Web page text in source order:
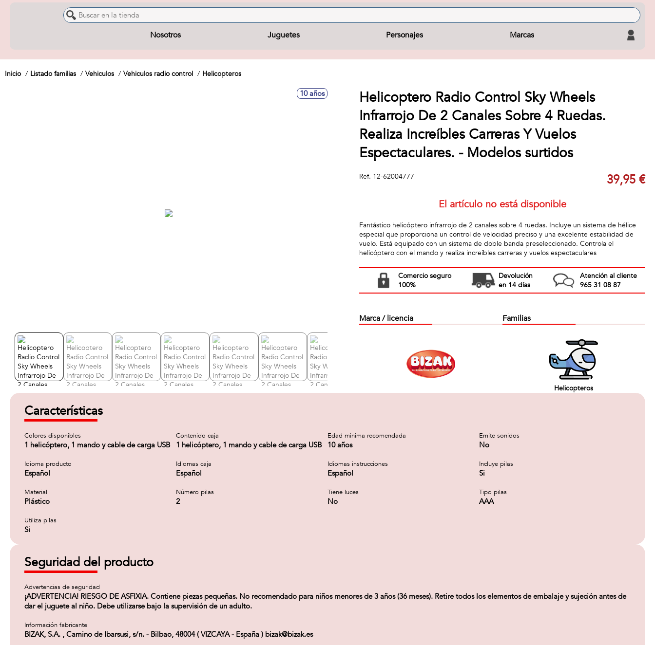
Nosotros Juguetes Personajes Marcas
Inicio Listado familias Vehiculos Vehiculos radio control Helicopteros
10 años
Helicoptero Radio Control Sky Wheels
Infrarrojo De 2 Canales Sobre 4 Ruedas.
Realiza Increíbles Carreras Y Vuelos
Espectaculares. - Modelos surtidos
Ref. 12-62004777 39,95 €
El artículo no está disponible
Fantástico helicóptero infrarrojo de 2 canales sobre 4 ruedas. Incluye un sistema de hélice
especial que proporciona un control de velocidad preciso y una excelente estabilidad de
vuelo. Está equipado con un sistema de doble banda preseleccionado. Controla el
helicóptero con el mando y realiza increíbles carreras y vuelos espectaculares
Comercio seguro
100%
Devolución
en 14 días
Atención al cliente
965 31 08 87
Marca / licencia Familias
Helicopteros
Características
Colores disponibles
1 helicóptero, 1 mando y cable de carga USB
Contenido caja
1 helicóptero, 1 mando y cable de carga USB
Edad minima recomendada
10 años
Emite sonidos
No
Idioma producto
Español
Idiomas caja
Español
Idiomas instrucciones
Español
Incluye pilas
Si
Material
Plástico
Número pilas
2
Tiene luces
No
Tipo pilas
AAA
Utiliza pilas
Si
Seguridad del producto
Advertencias de seguridad
¡ADVERTENCIA! RIESGO DE ASFIXIA. Contiene piezas pequeñas. No recomendado para niños menores de 3 años (36 meses). Retire todos los elementos de embalaje y sujeción antes de
dar el juguete al niño. Debe utilizarse bajo la supervisión de un adulto.
Información fabricante
BIZAK, S.A. , Camino de Ibarsusi, s/n. - Bilbao, 48004 ( VIZCAYA - España ) bizak@bizak.es